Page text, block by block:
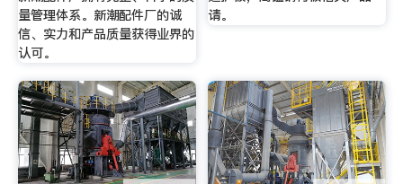
量管理体系。新潮配件厂的诚
信、实力和产品质量获得业界的
认可。
请。